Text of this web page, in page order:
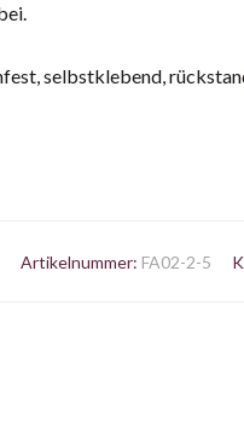
selbstklebend,
Artikelnummer: FA02-2-5